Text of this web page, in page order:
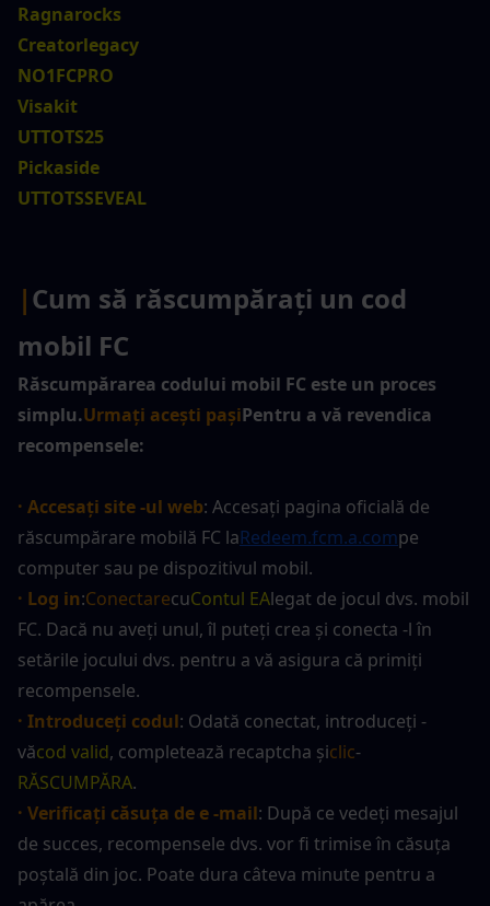
Ragnarocks
Creatorlegacy
NO1FCPRO
Visakit
UTTOTS25
Pickaside
UTTOTSSEVEAL
|Cum să răscumpărați un cod
mobil FC
Răscumpărarea codului mobil FC este un proces
simplu.Urmați acești pașiPentru a vă revendica
recompensele:
· Accesați site -ul web: Accesați pagina oficială de
răscumpărare mobilă FC laRedeem.fcm.a.compe
computer sau pe dispozitivul mobil.
· Log in:ConectarecuContul EAlegat de jocul dvs. mobil
FC. Dacă nu aveți unul, îl puteți crea și conecta -l în
setările jocului dvs. pentru a vă asigura că primiți
recompensele.
· Introduceți codul: Odată conectat, introduceți -
văcod valid, completează recaptcha șiclic-
RĂSCUMPĂRA.
· Verificați căsuța de e -mail: După ce vedeți mesajul
de succes, recompensele dvs. vor fi trimise în căsuța
poștală din joc. Poate dura câteva minute pentru a